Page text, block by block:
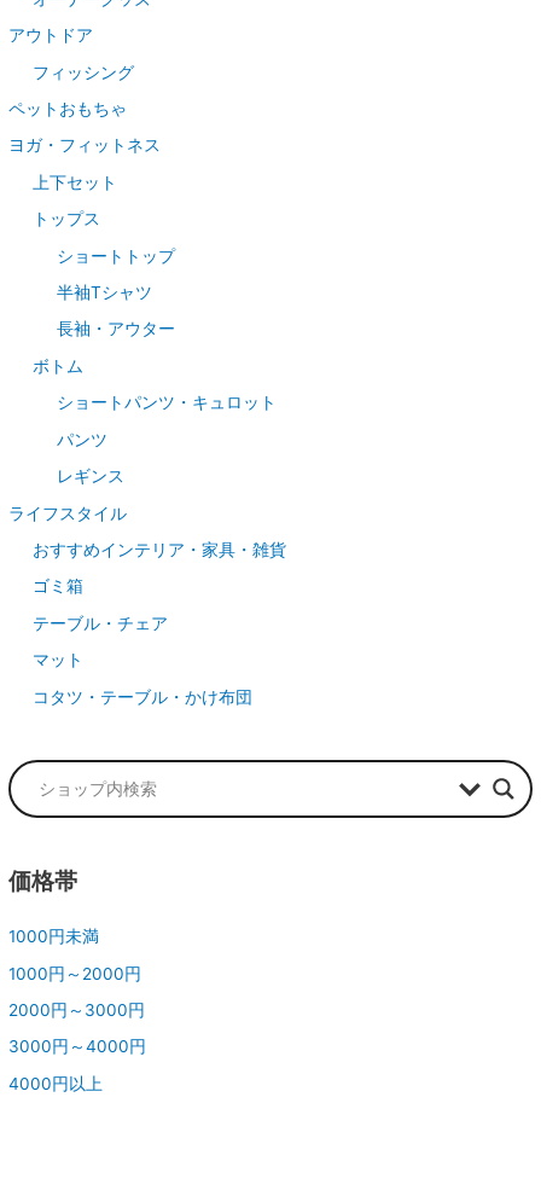
アウトドア
フィッシング
ペットおもちゃ
ヨガ・フィットネス
上下セット
トップス
ショートトップ
半袖Tシャツ
長袖・アウター
ボトム
ショートパンツ・キュロット
パンツ
レギンス
ライフスタイル
おすすめインテリア・家具・雑貨
ゴミ箱
テーブル・チェア
マット
コタツ・テーブル・かけ布団
価格帯
1000円未満
1000円～2000円
2000円～3000円
3000円～4000円
4000円以上